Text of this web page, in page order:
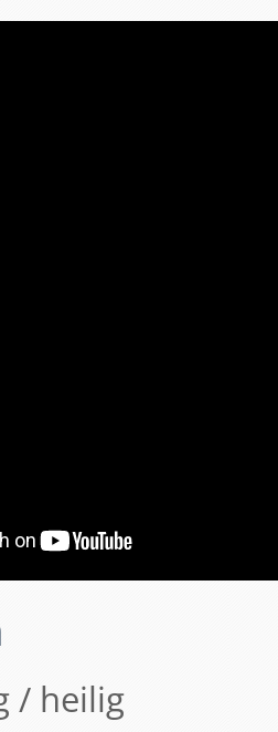
/ heilig